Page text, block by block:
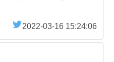
2022-03-16 15:24:06